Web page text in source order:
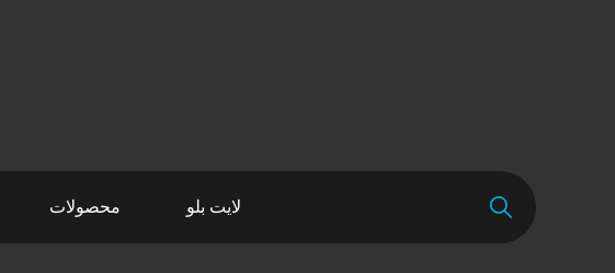
لایت بلو محصولات